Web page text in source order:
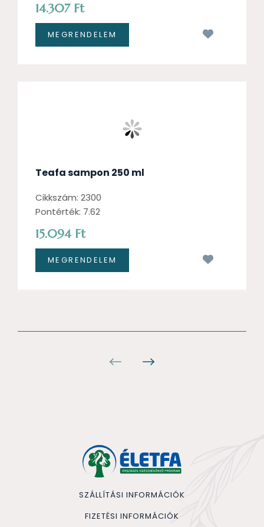
14.307 Ft
Teafa sampon 250 ml
Cikkszám: 2300
Pontérték: 7.62
15.094 Ft
SZÁLLÍTÁSI INFORMÁCIÓK
FIZETÉSI INFORMÁCIÓK